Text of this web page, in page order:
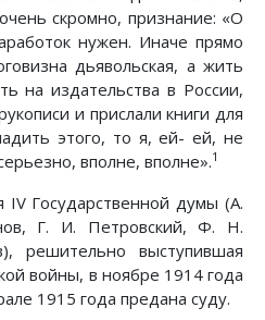
скромно, признание: «О
нужен. Иначе прямо
дьявольская, а жить
на издательства в России,
и прислали книги для
этого, то я, ей- ей, не
вполне, вполне».1
IV Государственной думы (А.
Г. И. Петровский, Ф. Н.
решительно выступившая
войны, в ноябре 1914 года
1915 года предана суду.